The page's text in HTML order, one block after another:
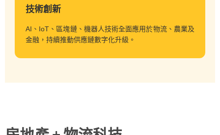
技術創新
AI、IoT、區塊鏈、機器人技術全面應用於物流、農業及
金融，持續推動供應鏈數字化升級。